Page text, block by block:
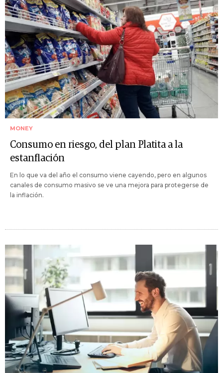
MONEY
Consumo en riesgo, del plan Platita a la
estanflación
En lo que va del año el consumo viene cayendo, pero en algunos
canales de consumo masivo se ve una mejora para protegerse de
la inflación.